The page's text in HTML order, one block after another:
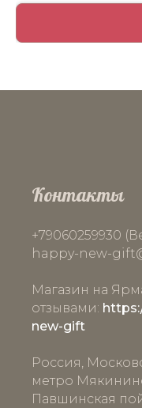
Контакты
+79060259930
happy-new-gift
Магазин на
отзывами:
new-gift
Россия,
метро
Павшинская